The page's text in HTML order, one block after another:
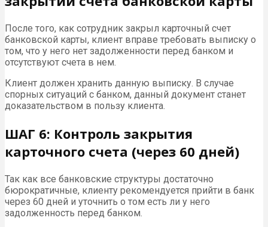
После того, как сотрудник закрыл карточный счет
банковской карты, клиент вправе требовать выписку о
том, что у него нет задолженности перед банком и
отсутствуют счета в нем.
Клиент должен хранить данную выписку. В случае
спорных ситуаций с банком, данный документ станет
доказательством в пользу клиента.
ШАГ 6: Контроль закрытия
карточного счета (через 60 дней)
Так как все банковские структуры достаточно
бюрократичные, клиенту рекомендуется прийти в банк
через 60 дней и уточнить о том есть ли у него
задолженность перед банком.